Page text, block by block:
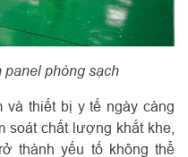
panel phòng sạch
và thiết bị y tế ngày càng
soát chất lượng khắt khe,
thành yếu tố không thể